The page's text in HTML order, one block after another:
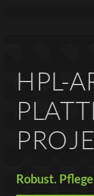
HPL-
Robust.